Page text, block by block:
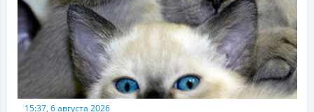
15:37, 6 августа 2026